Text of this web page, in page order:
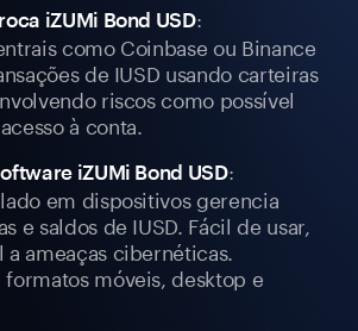
iZUMi Bond USD:
como Coinbase ou Binance
de IUSD usando carteiras
riscos como possível
à conta.
iZUMi Bond USD:
em dispositivos gerencia
e saldos de IUSD. Fácil de usar,
a ameaças cibernéticas.
móveis, desktop e